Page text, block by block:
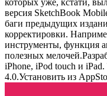
версия SketchBook
баги предыдущих
корректировки.
инструменты, функция
полезных
iPhone, iPod touch и
4.0.Установить из